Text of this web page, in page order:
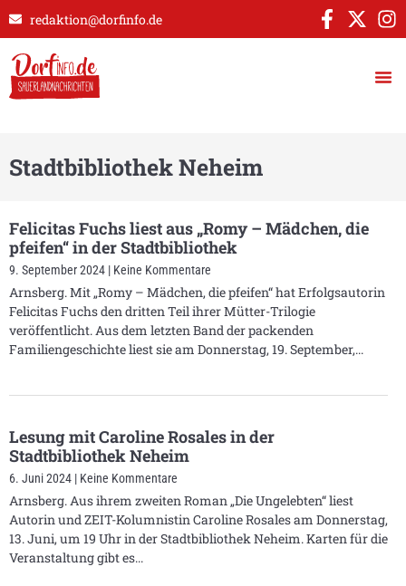
redaktion@dorfinfo.de
Stadtbibliothek Neheim
Felicitas Fuchs liest aus „Romy – Mädchen, die
pfeifen“ in der Stadtbibliothek
9. September 2024 Keine Kommentare
Arnsberg. Mit „Romy – Mädchen, die pfeifen“ hat Erfolgsautorin
Felicitas Fuchs den dritten Teil ihrer Mütter-Trilogie
veröffentlicht. Aus dem letzten Band der packenden
Familiengeschichte liest sie am Donnerstag, 19. September,
Lesung mit Caroline Rosales in der
Stadtbibliothek Neheim
6. Juni 2024 Keine Kommentare
Arnsberg. Aus ihrem zweiten Roman „Die Ungelebten“ liest
Autorin und ZEIT-Kolumnistin Caroline Rosales am Donnerstag,
13. Juni, um 19 Uhr in der Stadtbibliothek Neheim. Karten für die
Veranstaltung gibt es